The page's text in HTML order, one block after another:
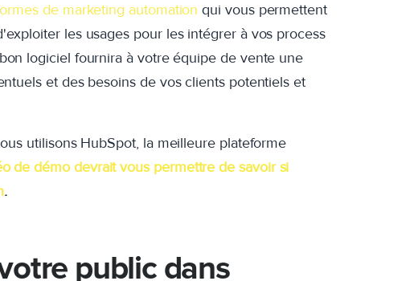
de marketing automation qui vous permettent
les usages pour les intégrer à vos process
logiciel fournira à votre équipe de vente une
et des besoins de vos clients potentiels et
utilisons HubSpot, la meilleure plateforme
de démo devrait vous permettre de savoir si
.
public dans